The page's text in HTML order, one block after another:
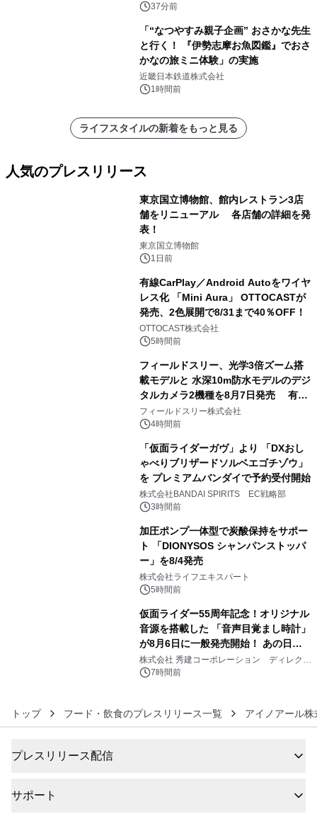
37分前
「“なつやすみ親子企画” おさかな先生
と行く！ 『伊勢志摩お魚図鑑』でおさ
かなの旅ミニ体験」の実施
近畿日本鉄道株式会社
1時間前
ライフスタイルの新着をもっと見る
人気のプレスリリース
東京国立博物館、館内レストラン3店
舗をリニューアル 各店舗の詳細を発
表！
東京国立博物館
1日前
有線CarPlay／Android Autoをワイヤ
レス化 「Mini Aura」 OTTOCASTが
発売、2色展開で8/31まで40％OFF！
OTTOCAST株式会社
5時間前
フィールドスリー、光学3倍ズーム搭
載モデルと 水深10m防水モデルのデジ
タルカメラ2機種を8月7日発売 有効
約1300万画素、用途別に選べるコンデ
ジ新登場
フィールドスリー株式会社
4時間前
「仮面ライダーガヴ」より 「DXおし
ゃべりブリザードソルベエゴチゾウ」
を プレミアムバンダイで予約受付開始
株式会社BANDAI SPIRITS EC戦略部
3時間前
加圧ポンプ一体型で炭酸保持をサポー
ト 「DIONYSOS シャンパンストッパ
ー」を8/4発売
株式会社ライフエキスパート
5時間前
仮面ライダー55周年記念！オリジナル
音源を搭載した 「音声目覚まし時計」
が8月6日に一般発売開始！ あの日の
大興奮が今甦る
株式会社 秀建コーポレーション ディレクト
アートギャラリー
7時間前
トップ フード・飲食のプレスリリース一覧 アイノアール株
プレスリリース配信
サポート